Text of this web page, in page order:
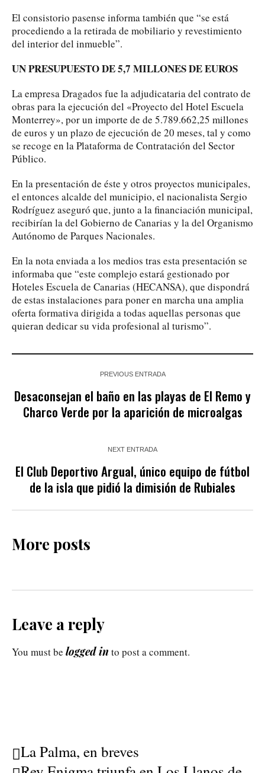
El consistorio pasense informa también que “se está
procediendo a la retirada de mobiliario y revestimiento
del interior del inmueble”.
UN PRESUPUESTO DE 5,7 MILLONES DE EUROS
La empresa Dragados fue la adjudicataria del contrato de
obras para la ejecución del «Proyecto del Hotel Escuela
Monterrey», por un importe de de 5.789.662,25 millones
de euros y un plazo de ejecución de 20 meses, tal y como
se recoge en la Plataforma de Contratación del Sector
Público.
En la presentación de éste y otros proyectos municipales,
el entonces alcalde del municipio, el nacionalista Sergio
Rodríguez aseguró que, junto a la financiación municipal,
recibirían la del Gobierno de Canarias y la del Organismo
Autónomo de Parques Nacionales.
En la nota enviada a los medios tras esta presentación se
informaba que “este complejo estará gestionado por
Hoteles Escuela de Canarias (HECANSA), que dispondrá
de estas instalaciones para poner en marcha una amplia
oferta formativa dirigida a todas aquellas personas que
quieran dedicar su vida profesional al turismo”.
PREVIOUS ENTRADA
Desaconsejan el baño en las playas de El Remo y
Charco Verde por la aparición de microalgas
NEXT ENTRADA
El Club Deportivo Argual, único equipo de fútbol
de la isla que pidió la dimisión de Rubiales
More posts
Leave a reply
You must be logged in to post a comment.
La Palma, en breves